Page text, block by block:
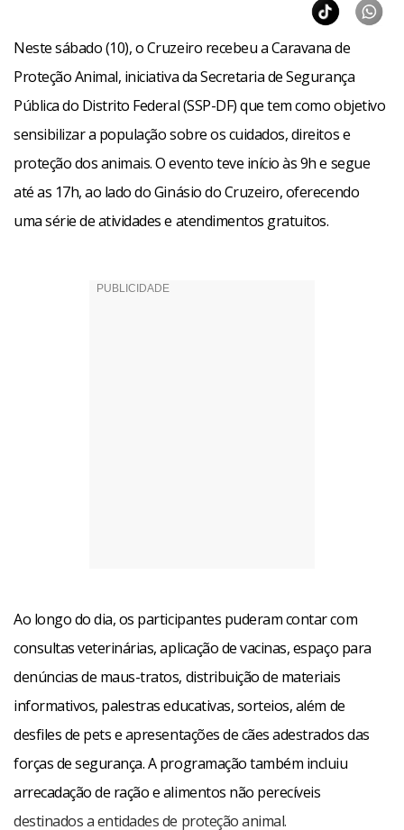
Neste sábado (10), o Cruzeiro recebeu a Caravana de
Proteção Animal, iniciativa da Secretaria de Segurança
Pública do Distrito Federal (SSP-DF) que tem como objetivo
sensibilizar a população sobre os cuidados, direitos e
proteção dos animais. O evento teve início às 9h e segue
até as 17h, ao lado do Ginásio do Cruzeiro, oferecendo
uma série de atividades e atendimentos gratuitos.
Ao longo do dia, os participantes puderam contar com
consultas veterinárias, aplicação de vacinas, espaço para
denúncias de maus-tratos, distribuição de materiais
informativos, palestras educativas, sorteios, além de
desfiles de pets e apresentações de cães adestrados das
forças de segurança. A programação também incluiu
arrecadação de ração e alimentos não perecíveis
destinados a entidades de proteção animal.